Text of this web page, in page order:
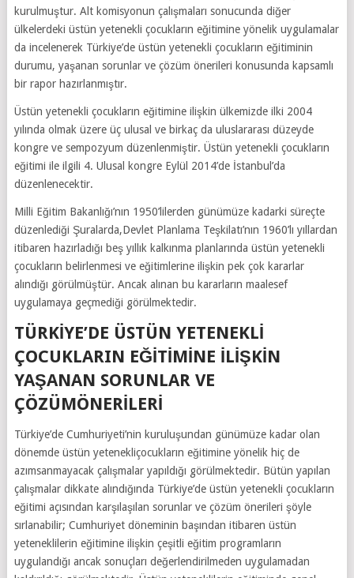
kurulmuştur. Alt komisyonun çalışmaları sonucunda diğer
ülkelerdeki üstün yetenekli çocukların eğitimine yönelik uygulamalar
da incelenerek Türkiye’de üstün yetenekli çocukların eğitiminin
durumu, yaşanan sorunlar ve çözüm önerileri konusunda kapsamlı
bir rapor hazırlanmıştır.
Üstün yetenekli çocukların eğitimine ilişkin ülkemizde ilki 2004
yılında olmak üzere üç ulusal ve birkaç da uluslararası düzeyde
kongre ve sempozyum düzenlenmiştir. Üstün yetenekli çocukların
eğitimi ile ilgili 4. Ulusal kongre Eylül 2014’de İstanbul’da
düzenlenecektir.
Milli Eğitim Bakanlığı’nın 1950’lilerden günümüze kadarki süreçte
düzenlediği Şuralarda,Devlet Planlama Teşkilatı’nın 1960’lı yıllardan
itibaren hazırladığı beş yıllık kalkınma planlarında üstün yetenekli
çocukların belirlenmesi ve eğitimlerine ilişkin pek çok kararlar
alındığı görülmüştür. Ancak alınan bu kararların maalesef
uygulamaya geçmediği görülmektedir.
TÜRKIYE’DE ÜSTÜN YETENEKLI
ÇOCUKLARIN EĞITIMINE ILIŞKIN
YAŞANAN SORUNLAR VE
ÇÖZÜMÖNERILERI
Türkiye’de Cumhuriyeti’nin kuruluşundan günümüze kadar olan
dönemde üstün yetenekliçocukların eğitimine yönelik hiç de
azımsanmayacak çalışmalar yapıldığı görülmektedir. Bütün yapılan
çalışmalar dikkate alındığında Türkiye’de üstün yetenekli çocukların
eğitimi açısından karşılaşılan sorunlar ve çözüm önerileri şöyle
sırlanabilir; Cumhuriyet döneminin başından itibaren üstün
yeteneklilerin eğitimine ilişkin çeşitli eğitim programların
uygulandığı ancak sonuçları değerlendirilmeden uygulamadan